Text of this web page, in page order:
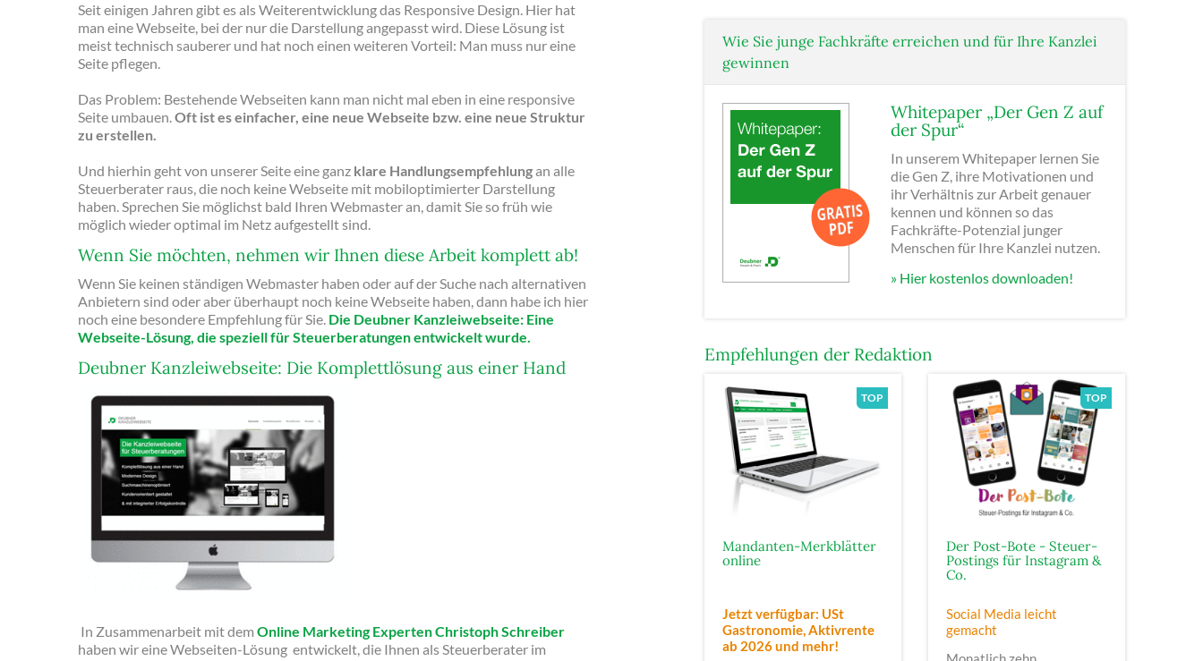
Seit einigen Jahren gibt es als Weiterentwicklung das Responsive Design. Hier hat
man eine Webseite, bei der nur die Darstellung angepasst wird. Diese Lösung ist
meist technisch sauberer und hat noch einen weiteren Vorteil: Man muss nur eine
Seite pflegen.
Das Problem: Bestehende Webseiten kann man nicht mal eben in eine responsive
Seite umbauen.Oft ist es einfacher, eine neue Webseite bzw. eine neue Struktur
zu erstellen.
Und hierhin geht von unserer Seite eine ganz klare Handlungsempfehlungan alle
Steuerberater raus, die noch keine Webseite mit mobiloptimierter Darstellung
haben. Sprechen Sie möglichst bald Ihren Webmaster an, damit Sie so früh wie
möglich wieder optimal im Netz aufgestellt sind.
Wenn Sie möchten, nehmen wir Ihnen diese Arbeit komplett ab!
Wenn Sie keinen ständigen Webmaster haben oder auf der Suche nach alternativen
Anbietern sind oder aber überhaupt noch keine Webseite haben, dann habe ich hier
noch eine besondere Empfehlung für Sie. Die Deubner Kanzleiwebseite: Eine
Webseite-Lösung, die speziell für Steuerberatungen entwickelt wurde.
Deubner Kanzleiwebseite: Die Komplettlösung aus einer Hand
In Zusammenarbeit mit dem Online Marketing Experten Christoph Schreiber
haben wir eine Webseiten-Lösung entwickelt, die Ihnen als Steuerberater im
Wie Sie junge Fachkräfte erreichen und für Ihre Kanzlei
gewinnen
Whitepaper „Der Gen Z auf
der Spur“
In unserem Whitepaper lernen Sie
die Gen Z, ihre Motivationen und
ihr Verhältnis zur Arbeit genauer
kennen und können so das
Fachkräfte-Potenzial junger
Menschen für Ihre Kanzlei nutzen.
» Hier kostenlos downloaden!
Empfehlungen der Redaktion
Mandanten-Merkblätter
online
Jetzt verfügbar: USt
Gastronomie, Aktivrente
ab 2026und mehr!
Der Post-Bote - Steuer-
Postings für Instagram &
Co.
Social Media leicht
gemacht